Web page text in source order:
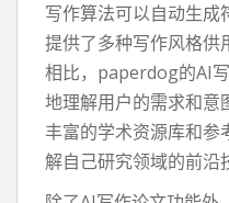
写作算法可以自动生成
提供了多种写作风格供
相比，paperdog的AI
地理解用户的需求和意
丰富的学术资源库和参
解自己研究领域的前沿